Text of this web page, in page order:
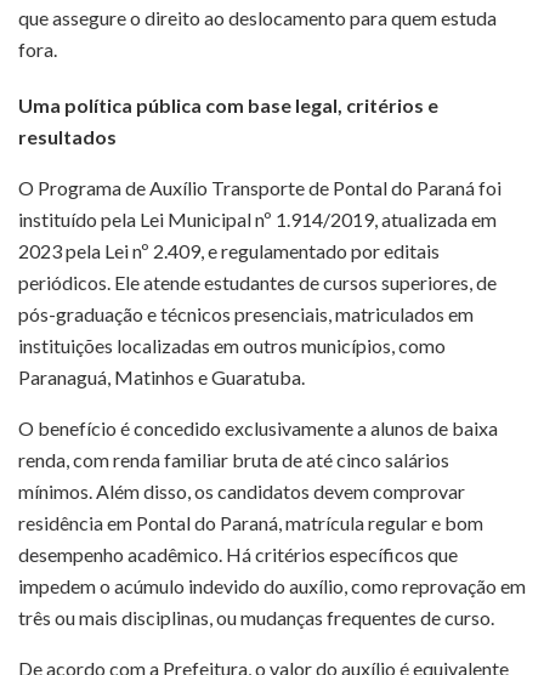
que assegure o direito ao deslocamento para quem estuda
fora.
Uma política pública com base legal, critérios e
resultados
O Programa de Auxílio Transporte de Pontal do Paraná foi
instituído pela Lei Municipal nº 1.914/2019, atualizada em
2023 pela Lei nº 2.409, e regulamentado por editais
periódicos. Ele atende estudantes de cursos superiores, de
pós-graduação e técnicos presenciais, matriculados em
instituições localizadas em outros municípios, como
Paranaguá, Matinhos e Guaratuba.
O benefício é concedido exclusivamente a alunos de baixa
renda, com renda familiar bruta de até cinco salários
mínimos. Além disso, os candidatos devem comprovar
residência em Pontal do Paraná, matrícula regular e bom
desempenho acadêmico. Há critérios específicos que
impedem o acúmulo indevido do auxílio, como reprovação em
três ou mais disciplinas, ou mudanças frequentes de curso.
De acordo com a Prefeitura, o valor do auxílio é equivalente